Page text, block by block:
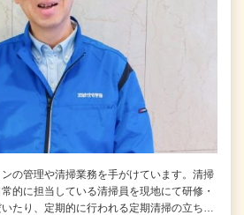
の管理や清掃業務を手がけています。清掃
的に担当している清掃員を現地にて研修・
たり、定期的に行われる定期清掃の立ち…